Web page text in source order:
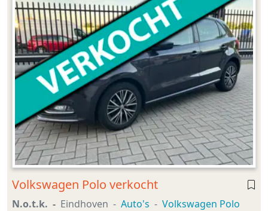
Volkswagen Polo verkocht
N.o.t.k. Eindhoven Auto's Volkswagen Polo